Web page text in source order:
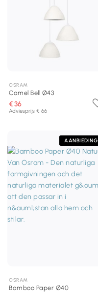
OSRAM
Camel Bell Ø43
€ 36
Adviesprijs € 66
AANBIEDING
OSRAM
Bamboo Paper Ø40